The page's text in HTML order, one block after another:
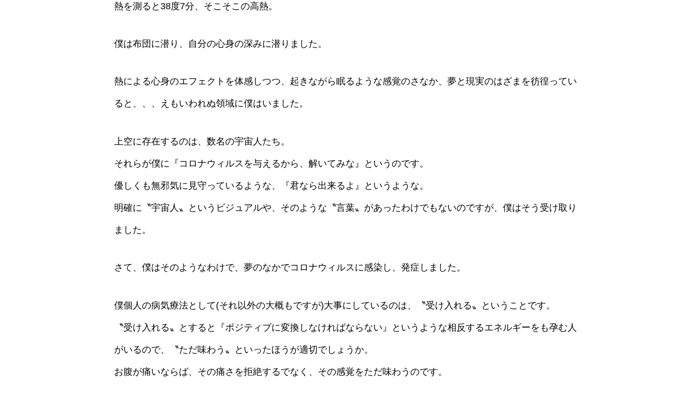
熱を測ると38度7分、そこそこの高熱。
僕は布団に潜り、自分の心身の深みに潜りました。
熱による心身のエフェクトを体感しつつ、起きながら眠るような感覚のさなか、夢と現実のはざまを彷徨ってい
ると、、、えもいわれぬ領域に僕はいました。
上空に存在するのは、数名の宇宙人たち。
それらが僕に『コロナウィルスを与えるから、解いてみな』というのです。
優しくも無邪気に見守っているような、『君なら出来るよ』というような。
明確に〝宇宙人〟というビジュアルや、そのような〝言葉〟があったわけでもないのですが、僕はそう受け取り
ました。
さて、僕はそのようなわけで、夢のなかでコロナウィルスに感染し、発症しました。
僕個人の病気療法として(それ以外の大概もですが)大事にしているのは、〝受け入れる〟ということです。
〝受け入れる〟とすると『ポジティブに変換しなければならない』というような相反するエネルギーをも孕む人
がいるので、〝ただ味わう〟といったほうが適切でしょうか。
お腹が痛いならば、その痛さを拒絶するでなく、その感覚をただ味わうのです。